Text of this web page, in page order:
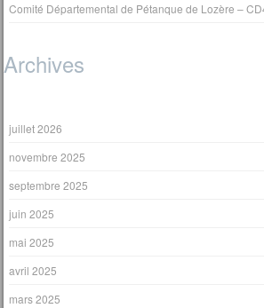
Comité Départemental de Pétanque de Lozère –
Archives
juillet 2026
novembre 2025
septembre 2025
juin 2025
mai 2025
avril 2025
mars 2025